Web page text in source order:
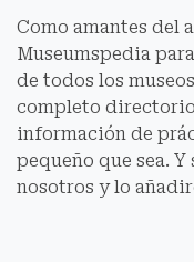
Como amantes del
Museumspedia
de todos los
completo
información de
pequeño que sea.
nosotros y lo